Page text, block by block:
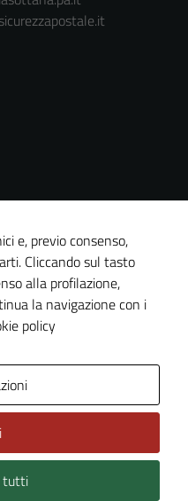
e, previo consenso,
Cliccando sul tasto
alla profilazione,
la navigazione con i
policy
tutti